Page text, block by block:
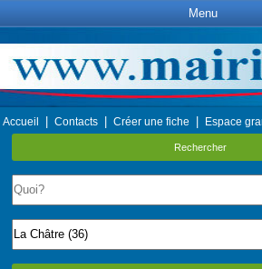
Menu
Accueil Contacts Créer une fiche Espace
Rechercher